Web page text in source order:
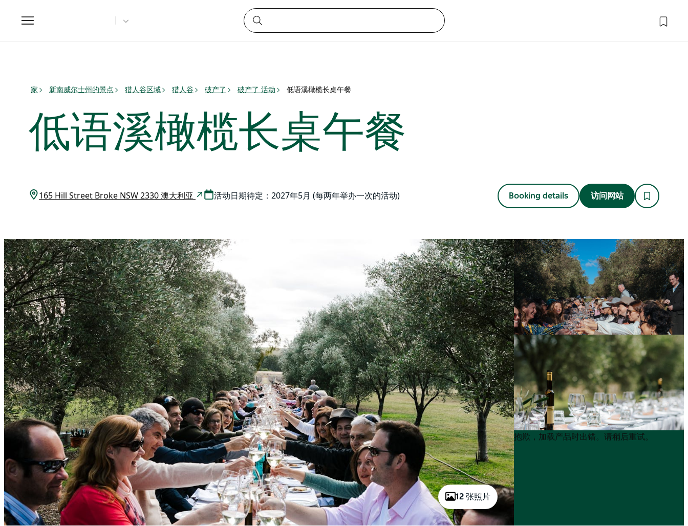
Toggle
navigation
家 新南威尔士州的景点 猎人谷区域 猎人谷 破产了 破产了 活动 低语溪橄榄长桌午餐
低语溪橄榄长桌午餐
165 Hill Street Broke NSW 2330 澳大利亚 活动日期待定：2027年5月 (每两年举办一次的活动) Booking details 访问网站
12 张照片
Product
List
Product
List
抱歉，加载产品时出错。请稍后重试。